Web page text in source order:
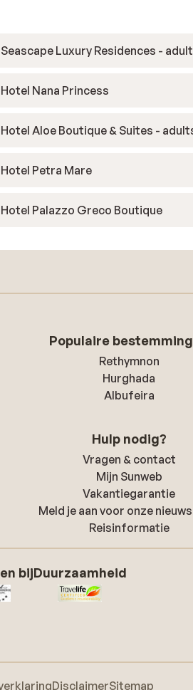
Seascape Luxury Residences -
Hotel Nana Princess
Hotel Aloe Boutique & Suites -
Hotel Petra Mare
Hotel Palazzo Greco Boutique
Populaire
Rethymnon
Hurghada
Albufeira
Hulp nodig?
Vragen & contact
Mijn Sunweb
Vakantiegarantie
Meld je aan voor onze
Reisinformatie
bijDuurzaamheid
DisclaimerSitemap